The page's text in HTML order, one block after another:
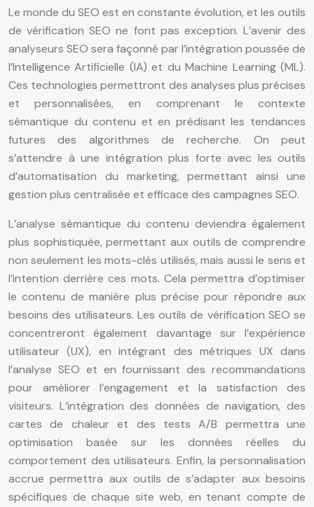
Le monde du SEO est en constante évolution, et les outils
de vérification SEO ne font pas exception. L’avenir des
analyseurs SEO sera façonné par l’intégration poussée de
l’Intelligence Artificielle (IA) et du Machine Learning (ML).
Ces technologies permettront des analyses plus précises
et personnalisées, en comprenant le contexte
sémantique du contenu et en prédisant les tendances
futures des algorithmes de recherche. On peut
s’attendre à une intégration plus forte avec les outils
d’automatisation du marketing, permettant ainsi une
gestion plus centralisée et efficace des campagnes SEO.
L’analyse sémantique du contenu deviendra également
plus sophistiquée, permettant aux outils de comprendre
non seulement les mots-clés utilisés, mais aussi le sens et
l’intention derrière ces mots. Cela permettra d’optimiser
le contenu de manière plus précise pour répondre aux
besoins des utilisateurs. Les outils de vérification SEO se
concentreront également davantage sur l’expérience
utilisateur (UX), en intégrant des métriques UX dans
l’analyse SEO et en fournissant des recommandations
pour améliorer l’engagement et la satisfaction des
visiteurs. L’intégration des données de navigation, des
cartes de chaleur et des tests A/B permettra une
optimisation basée sur les données réelles du
comportement des utilisateurs. Enfin, la personnalisation
accrue permettra aux outils de s’adapter aux besoins
spécifiques de chaque site web, en tenant compte de